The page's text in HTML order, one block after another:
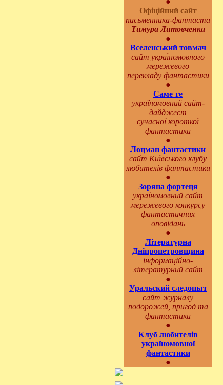
Офіційний сайт
письменника-фантаста
Тимура Литовченка
●
Вселенський товмач
сайт україномовного
мережевого
перекладу фантастики
●
Саме те
україномовний сайт-
дайджест
сучасної короткої
фантастики
●
Лоцман фантастики
сайт Київського клубу
любителів фантастики
●
Зоряна фортеця
україномовний сайт
мережевого конкурсу
фантастичних
оповідань
●
Літературна
Дніпропетровщина
інформаційно-
літературний сайт
●
Уральский следопыт
сайт журналу
подорожей, пригод та
фантастики
●
Клуб любителів
україномовної
фантастики
●